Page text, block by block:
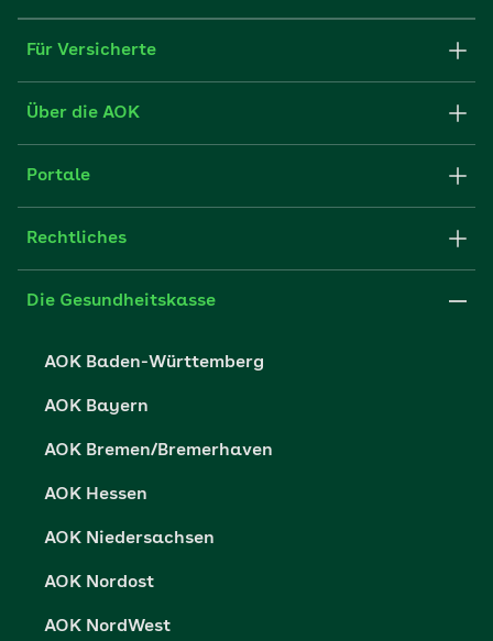
Für Versicherte
Formulare und Anträge
FAQ
Über die AOK
Struktur & Verwaltung
Partner der AOK
Portale
Fachportal für Arbeitgeber
Presse- und Politikportal
Vertriebspartner-Service
Rechtliches
Impressum
Die Gesundheitskasse
AOK Baden-Württemberg
AOK Bayern
AOK Bremen/Bremerhaven
AOK Hessen
AOK Niedersachsen
AOK Nordost
AOK NordWest